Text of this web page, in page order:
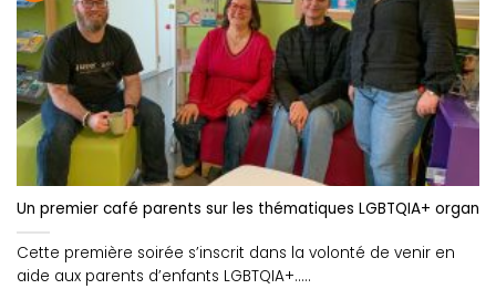
Un premier café parents sur les thématiques LGBTQIA+
Cette première soirée s’inscrit dans la volonté de venir en
aide aux parents d’enfants LGBTQIA+.....